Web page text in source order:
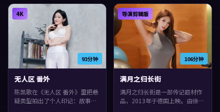
在道德与生存之间反复拉扯，整
体完成度较高，适合喜欢细腻叙
事与人物刻画的观众。
力，后半段集中爆发，观感紧
凑，值得推荐。
93分钟
4K
无人区 番外
陈凯歌在《无人区 番外》里把悬
疑类型拍出了个人印记：故事发
106分钟
导演剪辑版
满月之归长街
满月之归长街是一部传记题材作
品，2013年于德国上映。由徐克